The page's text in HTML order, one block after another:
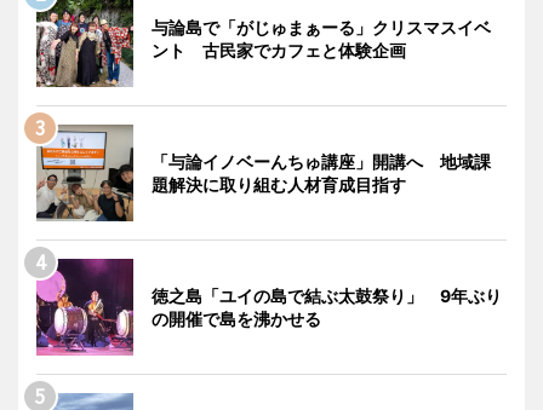
与論島で「がじゅまぁーる」クリスマスイベ
ント 古民家でカフェと体験企画
「与論イノベーんちゅ講座」開講へ 地域課
題解決に取り組む人材育成目指す
徳之島「ユイの島で結ぶ太鼓祭り」 9年ぶり
の開催で島を沸かせる